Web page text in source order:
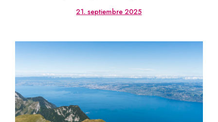
21. septiembre 2025